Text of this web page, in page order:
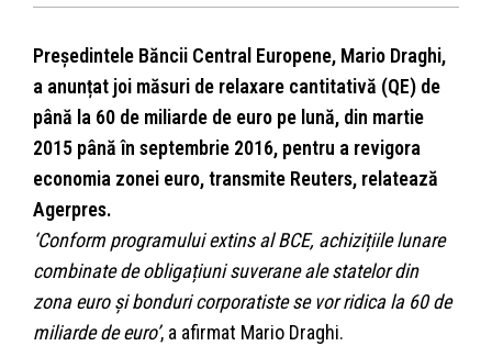
Președintele Băncii Central Europene, Mario Draghi,
a anunțat joi măsuri de relaxare cantitativă (QE) de
până la 60 de miliarde de euro pe lună, din martie
2015 până în septembrie 2016, pentru a revigora
economia zonei euro, transmite Reuters, relatează
Agerpres.
‘Conform programului extins al BCE, achizițiile lunare
combinate de obligațiuni suverane ale statelor din
zona euro și bonduri corporatiste se vor ridica la 60 de
miliarde de euro’, a afirmat Mario Draghi.